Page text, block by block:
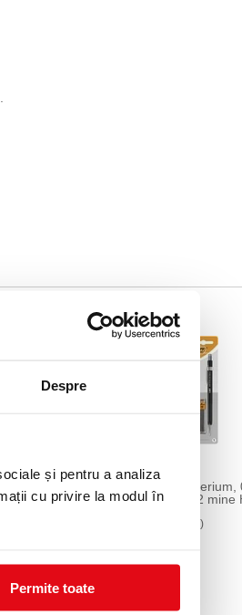
Despre
și pentru a analiza
cu privire la modul în
Permite toate
Creion mecanic Criterium,
blister 1 bucata + 12 mine
(pret cu TVA)